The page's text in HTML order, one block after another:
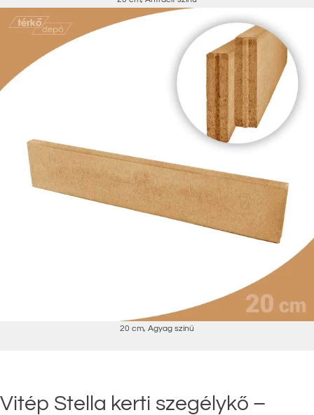
20 cm, Agyag színű
Vitép Stella kerti szegélykő –